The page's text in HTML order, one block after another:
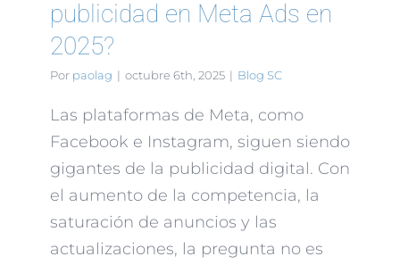
publicidad en Meta Ads en
2025?
Por paolag | octubre 6th, 2025 | Blog SC
Las plataformas de Meta, como
Facebook e Instagram, siguen siendo
gigantes de la publicidad digital. Con
el aumento de la competencia, la
saturación de anuncios y las
actualizaciones, la pregunta no es